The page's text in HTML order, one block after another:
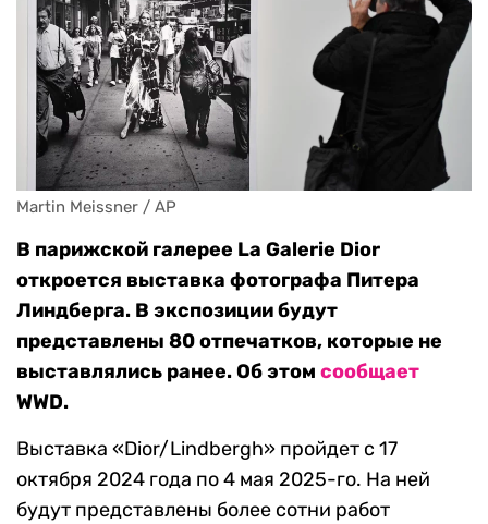
Martin Meissner / AP
В парижской галерее La Galerie Dior
откроется выставка фотографа Питера
Линдберга. В экспозиции будут
представлены 80 отпечатков, которые не
выставлялись ранее. Об этом сообщает
WWD.
Выставка «Dior/Lindbergh» пройдет с 17
октября 2024 года по 4 мая 2025-го. На ней
будут представлены более сотни работ